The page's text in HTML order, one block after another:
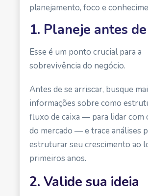
planejamento, foco e
1. Planeje antes
Esse é um ponto crucial para a
sobrevivência do negócio.
Antes de se arriscar, busque
informações sobre como
fluxo de caixa — para lidar com
do mercado — e trace análises
estruturar seu crescimento ao
primeiros anos.
2. Valide sua ideia